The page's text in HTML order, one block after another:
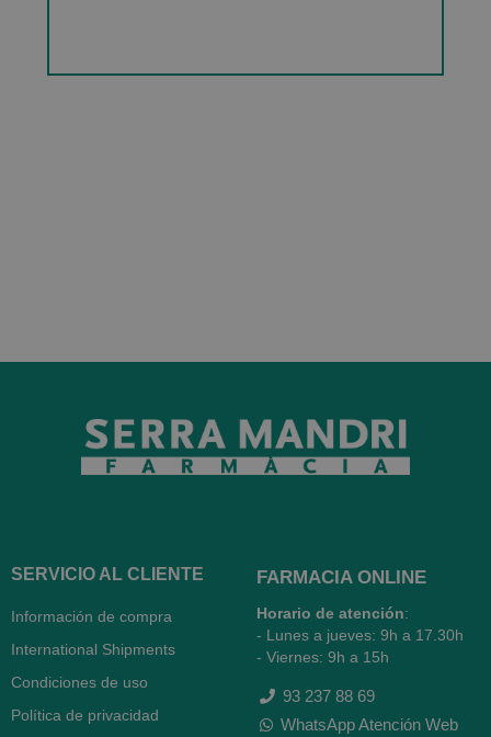
SERVICIO AL CLIENTE
Información de compra
International Shipments
Condiciones de uso
Política de privacidad
FARMACIA ONLINE
Horario de atención:
- Lunes a jueves: 9h a 17.30h
- Viernes: 9h a 15h
93 237 88 69
WhatsApp Atención Web